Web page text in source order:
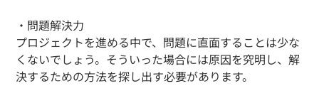
・問題解決力
プロジェクトを進める中で、問題に直面することは少な
くないでしょう。そういった場合には原因を究明し、解
決するための方法を探し出す必要があります。